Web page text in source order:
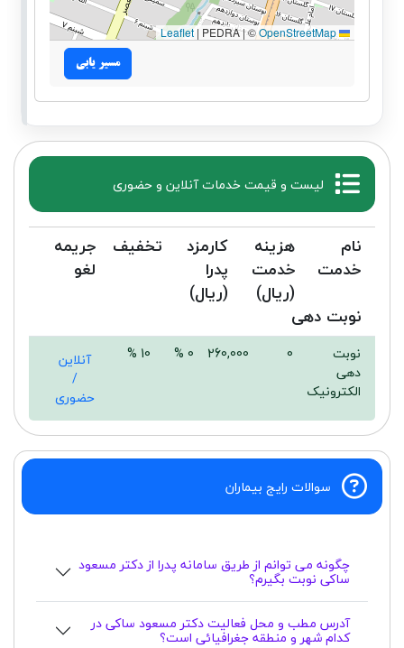
| PEDRA | ©OpenStreetMap
مسیر یابی
لیست و قیمت خدمات آنلاین و حضوری
نام
خدمت
هزینه
خدمت
(ریال)
کارمزد
پدرا
(ریال)
تخفیف
جریمه
لغو
نوبت دهی
نوبت
دهی
الکترونیک
0
260,000
0 %
10 %
آنلاین
/
حضوری
سوالات رایج بیماران
چگونه می توانم از طریق سامانه پدرا از دکتر مسعود
ساکی نوبت بگیرم؟
آدرس مطب و محل فعالیت دکتر مسعود ساکی در
کدام شهر و منطقه جغرافیائی است؟